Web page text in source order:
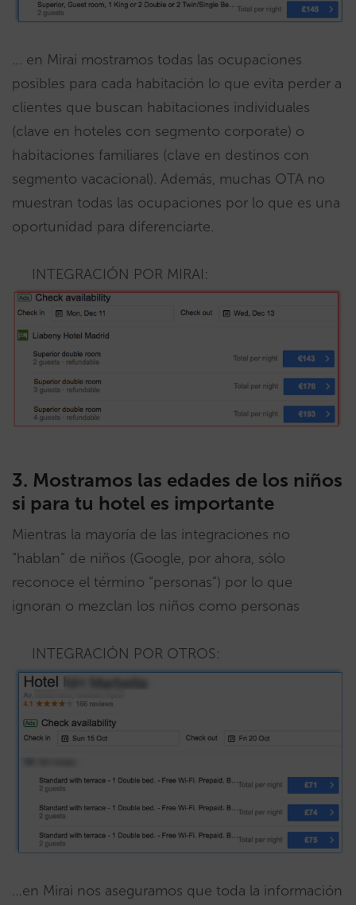
… en Mirai mostramos todas las ocupaciones
posibles para cada habitación lo que evita perder a
clientes que buscan habitaciones individuales
(clave en hoteles con segmento corporate) o
habitaciones familiares (clave en destinos con
segmento vacacional). Además, muchas OTA no
muestran todas las ocupaciones por lo que es una
oportunidad para diferenciarte.
INTEGRACIÓN POR MIRAI:
3. Mostramos las edades de los niños
si para tu hotel es importante
Mientras la mayoría de las integraciones no
“hablan” de niños (Google, por ahora, sólo
reconoce el término “personas”) por lo que
ignoran o mezclan los niños como personas
INTEGRACIÓN POR OTROS:
…en Mirai nos aseguramos que toda la información